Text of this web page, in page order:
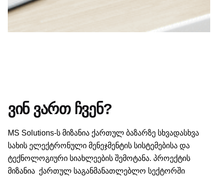
ვინ ვართ ჩვენ?
MS Solutions-ს მიზანია ქართულ ბაზარზე სხვადასხვა
სახის ელექტრონული მენეჯმენტის სისტემებისა და
ტექნოლოგიური სიახლეების შემოტანა. პროექტის
მიზანია ქართულ საგანმანათლებლო სექტორში